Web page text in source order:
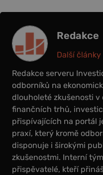
Redakce
Redakce serveru
odborníků na
dlouholeté zkušenosti
finančních trhů,
přispívajících na portál
praxí, který kromě
disponuje i širokými
zkušenostmi. Interní
přispěvatelé, kteří
Další